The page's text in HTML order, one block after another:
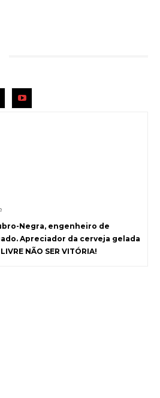
Negra, engenheiro de
Apreciador da cerveja gelada
NÃO SER VITÓRIA!